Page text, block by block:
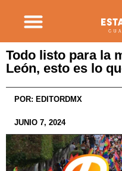
Todo listo para la
León, esto es lo
POR: EDITORDMX
JUNIO 7, 2024